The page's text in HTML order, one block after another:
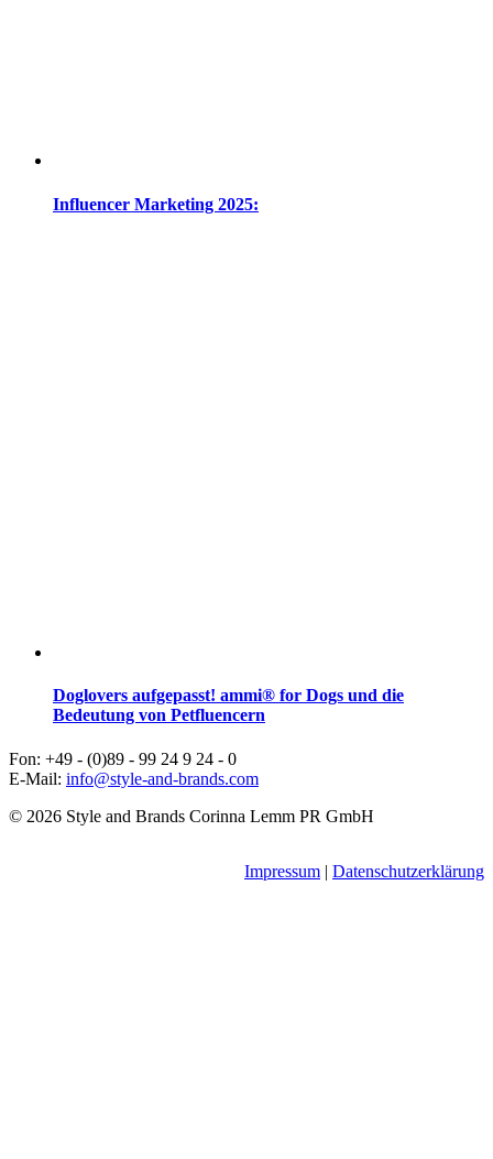
Influencer Marketing 2025:
Doglovers aufgepasst! ammi® for Dogs und die
Bedeutung von Petfluencern
Fon: +49 - (0)89 - 99 24 9 24 - 0
E-Mail: info@style-and-brands.com
© 2026 Style and Brands Corinna Lemm PR GmbH
Impressum | Datenschutzerklärung